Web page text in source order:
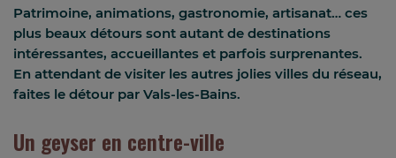
Patrimoine, animations, gastronomie, artisanat… ces
plus beaux détours sont autant de destinations
intéressantes, accueillantes et parfois surprenantes.
En attendant de visiter les autres jolies villes du réseau,
faites le détour par Vals-les-Bains.
Un geyser en centre-ville